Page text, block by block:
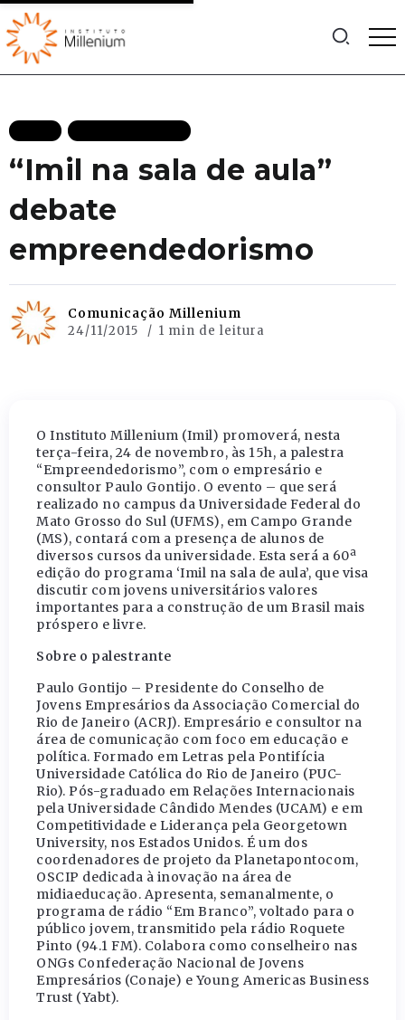
“Imil na sala de aula”
debate
empreendedorismo
Comunicação Millenium
24/11/2015 1 min de leitura
O Instituto Millenium (Imil) promoverá, nesta
terça-feira, 24 de novembro, às 15h, a palestra
“Empreendedorismo”, com o empresário e
consultor Paulo Gontijo. O evento – que será
realizado no campus da Universidade Federal do
Mato Grosso do Sul (UFMS), em Campo Grande
(MS), contará com a presença de alunos de
diversos cursos da universidade. Esta será a 60ª
edição do programa ‘Imil na sala de aula’, que visa
discutir com jovens universitários valores
importantes para a construção de um Brasil mais
próspero e livre.
Sobre o palestrante
Paulo Gontijo – Presidente do Conselho de
Jovens Empresários da Associação Comercial do
Rio de Janeiro (ACRJ). Empresário e consultor na
área de comunicação com foco em educação e
política. Formado em Letras pela Pontifícia
Universidade Católica do Rio de Janeiro (PUC-
Rio). Pós-graduado em Relações Internacionais
pela Universidade Cândido Mendes (UCAM) e em
Competitividade e Liderança pela Georgetown
University, nos Estados Unidos. É um dos
coordenadores de projeto da Planetapontocom,
OSCIP dedicada à inovação na área de
midiaeducação. Apresenta, semanalmente, o
programa de rádio “Em Branco”, voltado para o
público jovem, transmitido pela rádio Roquete
Pinto (94.1 FM). Colabora como conselheiro nas
ONGs Confederação Nacional de Jovens
Empresários (Conaje) e Young Americas Business
Trust (Yabt).